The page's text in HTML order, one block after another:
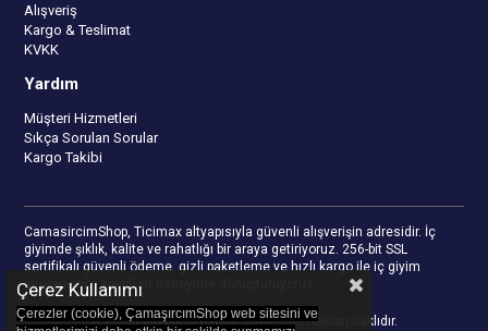
Alışveriş
Kargo & Teslimat
KVKK
Yardım
Müşteri Hizmetleri
Sıkça Sorulan Sorular
Kargo Takibi
CamasircimShop, Ticimax altyapısıyla güvenli alışverişin adresidir. İç
giyimde şıklık, kalite ve rahatlığı bir araya getiriyoruz. 256-bit SSL
sertifikalı güvenli ödeme, gizli paketleme ve hızlı kargo ile iç giyim
alışverişinizi keyifli bir deneyime dönüştürüyoruz.
© 2023camasircimshop.com- Tüm Hakları Saklıdır.
Çerez Kullanımı
Çerezler (cookie), ÇamaşırcımShop web sitesini ve